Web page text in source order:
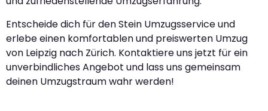
Entscheide dich für den Stein Umzugsservice und
erlebe einen komfortablen und preiswerten Umzug
von Leipzig nach Zürich. Kontaktiere uns jetzt für ein
unverbindliches Angebot und lass uns gemeinsam
deinen Umzugstraum wahr werden!